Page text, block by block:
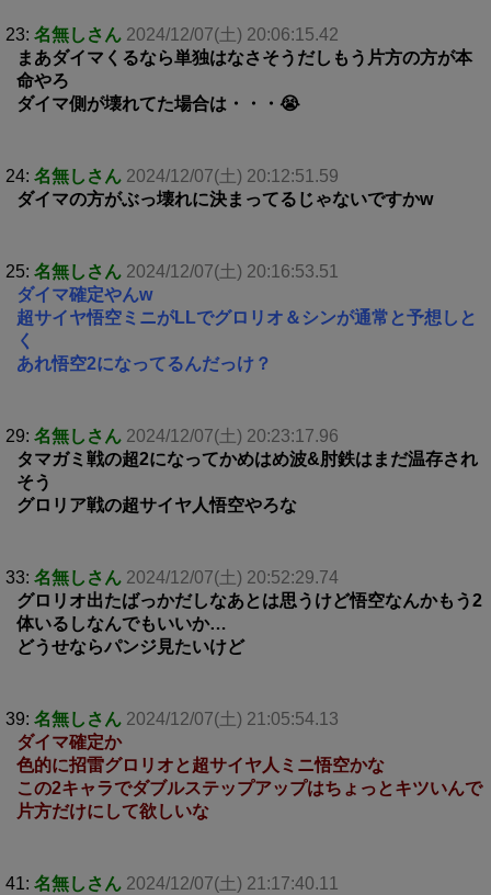
23: 名無しさん 2024/12/07(土) 20:06:15.42
まあダイマくるなら単独はなさそうだしもう片方の方が本
命やろ
ダイマ側が壊れてた場合は・・・😭
24: 名無しさん 2024/12/07(土) 20:12:51.59
ダイマの方がぶっ壊れに決まってるじゃないですかw
25: 名無しさん 2024/12/07(土) 20:16:53.51
ダイマ確定やんw
超サイヤ悟空ミニがLLでグロリオ＆シンが通常と予想しと
く
あれ悟空2になってるんだっけ？
29: 名無しさん 2024/12/07(土) 20:23:17.96
タマガミ戦の超2になってかめはめ波&肘鉄はまだ温存され
そう
グロリア戦の超サイヤ人悟空やろな
33: 名無しさん 2024/12/07(土) 20:52:29.74
グロリオ出たばっかだしなあとは思うけど悟空なんかもう2
体いるしなんでもいいか…
どうせならパンジ見たいけど
39: 名無しさん 2024/12/07(土) 21:05:54.13
ダイマ確定か
色的に招雷グロリオと超サイヤ人ミニ悟空かな
この2キャラでダブルステップアップはちょっとキツいんで
片方だけにして欲しいな
41: 名無しさん 2024/12/07(土) 21:17:40.11